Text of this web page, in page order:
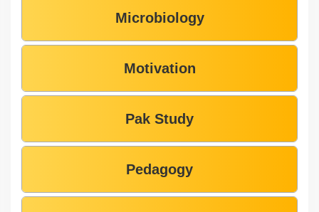
Microbiology
Motivation
Pak Study
Pedagogy